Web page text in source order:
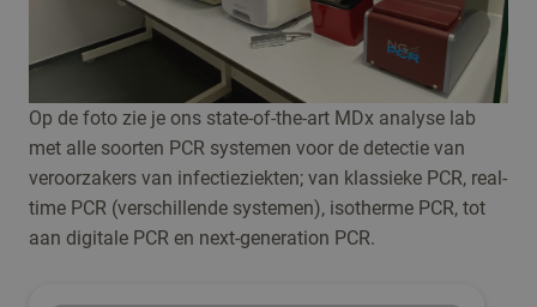
Op de foto zie je ons state-of-the-art MDx analyse lab
met alle soorten PCR systemen voor de detectie van
veroorzakers van infectieziekten; van klassieke PCR, real-
time PCR (verschillende systemen), isotherme PCR, tot
aan digitale PCR en next-generation PCR.